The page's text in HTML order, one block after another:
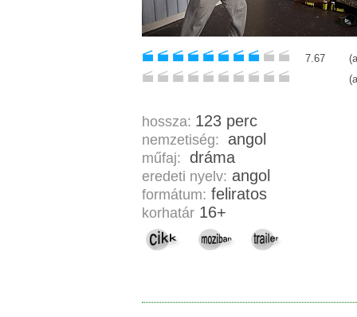
7.67
hossza: 123 perc
nemzetiség: angol
műfaj: dráma
eredeti nyelv: angol
formátum: feliratos
korhatár 16+